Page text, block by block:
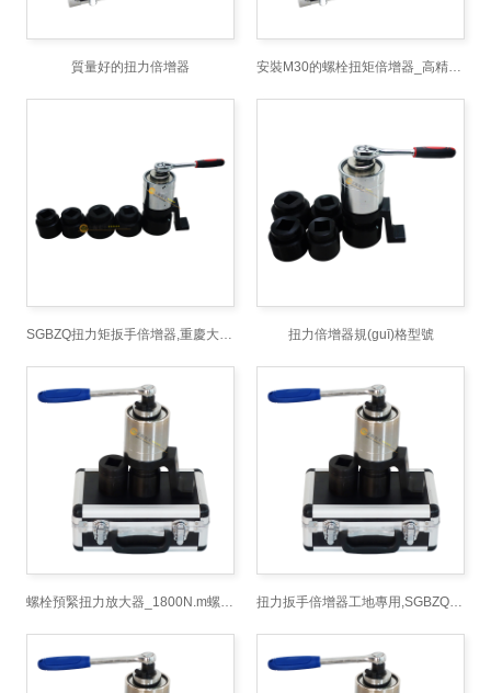
質量好的扭力倍增器 安裝M30的螺栓扭矩倍增器_高精度力矩扳手放大器_輸出力矩放大儀
SGBZQ扭力矩扳手倍增器,重慶大扭矩加力扳手,扭力放大轉換器 扭力倍增器規(guī)格型號
扭力扳手倍增器工地專用,SGBZQ扭力放大轉換器,鐵路用加力扳手